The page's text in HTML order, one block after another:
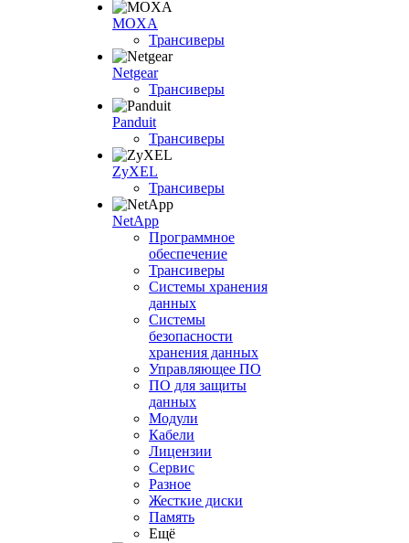
MOXA
Трансиверы
Netgear
Трансиверы
Panduit
Трансиверы
ZyXEL
Трансиверы
NetApp
Программное
обеспечение
Трансиверы
Системы хранения
данных
Системы
безопасности
хранения данных
Управляющее ПО
ПО для защиты
данных
Модули
Кабели
Лицензии
Сервис
Разное
Жесткие диски
Память
Ещё